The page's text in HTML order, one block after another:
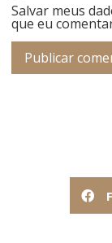
Salvar meus
que eu